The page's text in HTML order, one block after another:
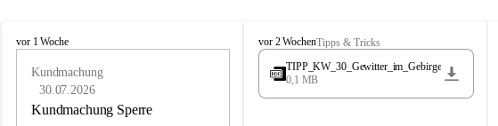
L
vor 1 Woche
Kundmachung
30.07.2026
Kundmachung Sperre
L
a
e
vor 2 WochenTipps & Tricks
TIPP_KW_30_Gewitter_im_Gebirge
0,1 MB